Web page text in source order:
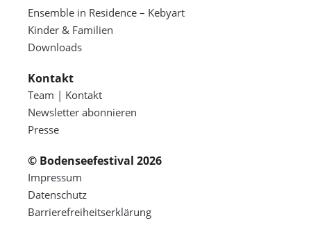
Ensemble in Residence – Kebyart
Kinder & Familien
Downloads
Kontakt
Team | Kontakt
Newsletter abonnieren
Presse
© Bodenseefestival 2026
Impressum
Datenschutz
Barrierefreiheitserklärung